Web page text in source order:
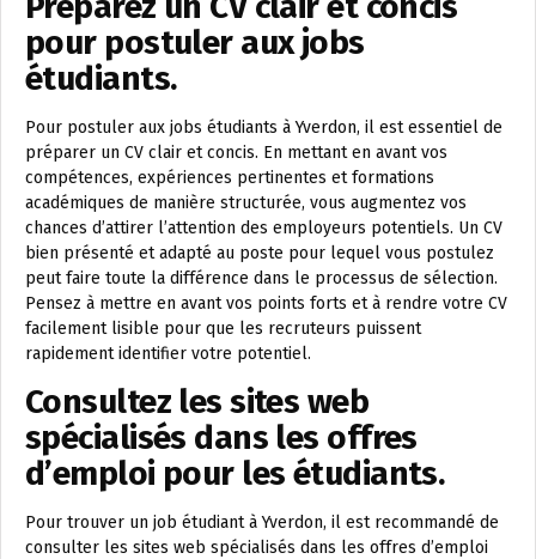
pour postuler aux jobs
étudiants.
Pour postuler aux jobs étudiants à Yverdon, il est essentiel de
préparer un CV clair et concis. En mettant en avant vos
compétences, expériences pertinentes et formations
académiques de manière structurée, vous augmentez vos
chances d’attirer l’attention des employeurs potentiels. Un CV
bien présenté et adapté au poste pour lequel vous postulez
peut faire toute la différence dans le processus de sélection.
Pensez à mettre en avant vos points forts et à rendre votre CV
facilement lisible pour que les recruteurs puissent
rapidement identifier votre potentiel.
Consultez les sites web
spécialisés dans les offres
d’emploi pour les étudiants.
Pour trouver un job étudiant à Yverdon, il est recommandé de
consulter les sites web spécialisés dans les offres d’emploi